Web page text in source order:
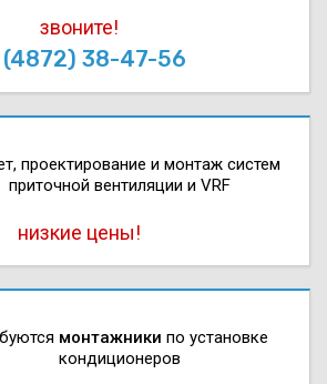
звоните!
(4872) 38-47-56
проектирова­ние и монтаж систем
приточной вентиляции и VRF
низкие цены!
монтажники по установке
кондиционеров